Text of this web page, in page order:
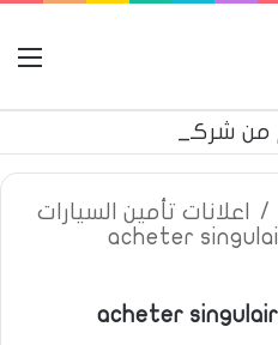
/
اعلانات تأمين السيارات
acheter
acheter